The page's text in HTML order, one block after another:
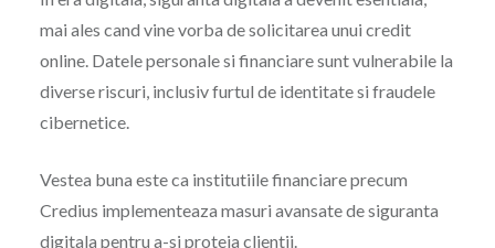
mai ales cand vine vorba de solicitarea unui credit
online. Datele personale si financiare sunt vulnerabile la
diverse riscuri, inclusiv furtul de identitate si fraudele
cibernetice.
Vestea buna este ca institutiile financiare precum
Credius implementeaza masuri avansate de siguranta
digitala pentru a-si proteja clientii.